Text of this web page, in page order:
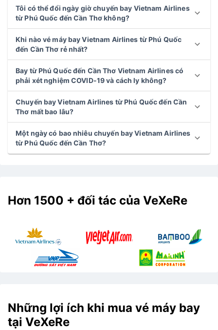
Tôi có thể đổi ngày giờ chuyến bay Vietnam Airlines
từ Phú Quốc đến Cần Thơ không?
Khi nào vé máy bay Vietnam Airlines từ Phú Quốc
đến Cần Thơ rẻ nhất?
Bay từ Phú Quốc đến Cần Thơ Vietnam Airlines có
phải xét nghiệm COVID-19 và cách ly không?
Chuyến bay Vietnam Airlines từ Phú Quốc đến Cần
Thơ mất bao lâu?
Một ngày có bao nhiêu chuyến bay Vietnam Airlines
từ Phú Quốc đến Cần Thơ?
Hơn 1500 + đối tác của VeXeRe
Những lợi ích khi mua vé máy bay
tại VeXeRe